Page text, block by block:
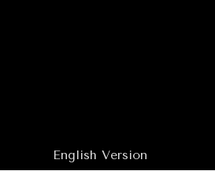
English Version